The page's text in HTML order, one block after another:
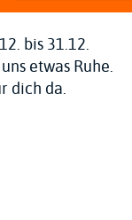
bis 31.12.
etwas Ruhe.
dich da.